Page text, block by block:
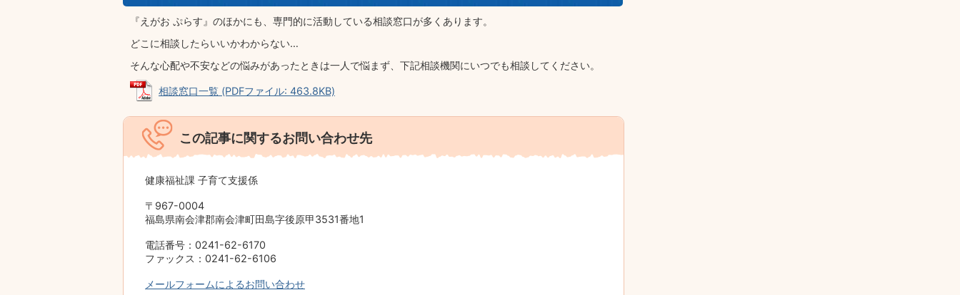
『えがお ぷらす』のほかにも、専門的に活動している相談窓口が多くあります。
どこに相談したらいいかわからない…
そんな心配や不安などの悩みがあったときは一人で悩まず、下記相談機関にいつでも相談してください。
相談窓口一覧 (PDFファイル: 463.8KB)
この記事に関するお問い合わせ先
健康福祉課 子育て支援係
〒967-0004
福島県南会津郡南会津町田島字後原甲3531番地1
電話番号：0241-62-6170
ファックス：0241-62-6106
メールフォームによるお問い合わせ